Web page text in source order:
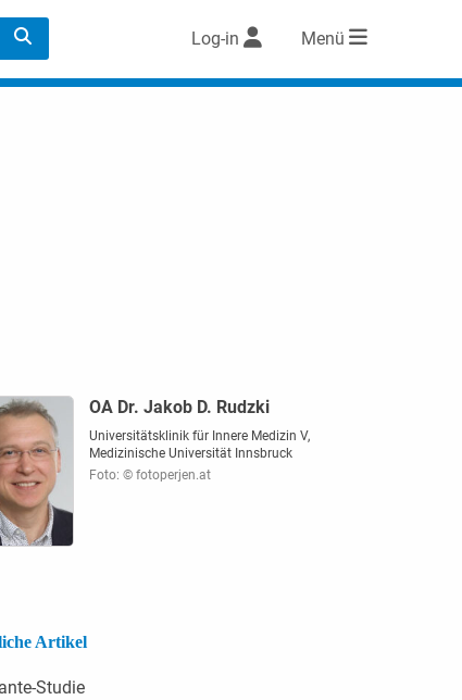
Log-in Menü
OA Dr. Jakob D. Rudzki
Universitätsklinik für Innere Medizin V,
Medizinische Universität Innsbruck
Foto: © fotoperjen.at
Artikel
Studie